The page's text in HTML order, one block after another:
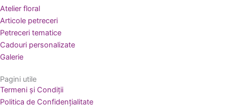
Atelier floral
Articole petreceri
Petreceri tematice
Cadouri personalizate
Galerie
Pagini utile
Termeni și Condiții
Politica de Confidențialitate